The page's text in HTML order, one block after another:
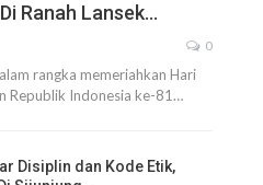
Ranah Lansek…
0
rangka memeriahkan Hari
Republik Indonesia ke-81…
Disiplin dan Kode Etik,